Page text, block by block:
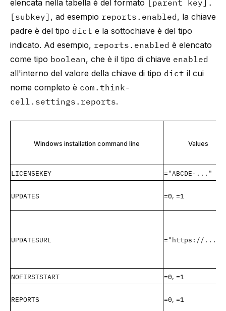
elencata nella tabella è del formato [parent key].
[subkey] , ad esempio reports.enabled, la chiave
padre è del tipo dict e la sottochiave è del tipo
indicato. Ad esempio, reports.enabled è elencato
come tipo boolean, che è il tipo di chiave enabled
all'interno del valore della chiave di tipo dict il cui
nome completo è com.think-
cell.settings.reports.
Windows installation command line Values
LICENSEKEY ="ABCDE-..."
UPDATES =0, =1
UPDATESURL ="https://..."
NOFIRSTSTART =0, =1
REPORTS =0, =1